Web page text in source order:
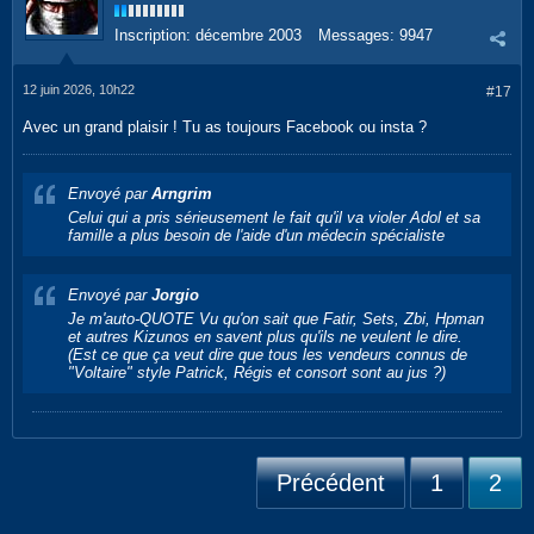
Inscription: décembre 2003 Messages: 9947
#17
12 juin 2026, 10h22
Avec un grand plaisir ! Tu as toujours Facebook ou insta ?
Envoyé par Arngrim
Celui qui a pris sérieusement le fait qu'il va violer Adol et sa
famille a plus besoin de l'aide d'un médecin spécialiste
Envoyé par Jorgio
Je m'auto-QUOTE Vu qu'on sait que Fatir, Sets, Zbi, Hpman
et autres Kizunos en savent plus qu'ils ne veulent le dire.
(Est ce que ça veut dire que tous les vendeurs connus de
"Voltaire" style Patrick, Régis et consort sont au jus ?)
Précédent 1 2